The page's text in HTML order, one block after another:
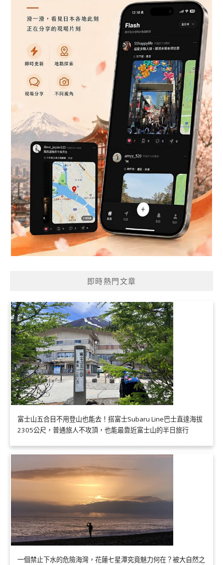
即時熱門文章
富士山五合目不用登山也能去！搭富士Subaru Line巴士直達海拔
2305公尺，普通旅人不攻頂，也能最靠近富士山的半日旅行
一個禁止下水的危險海灣，花蓮七星潭究竟魅力何在？被大自然之